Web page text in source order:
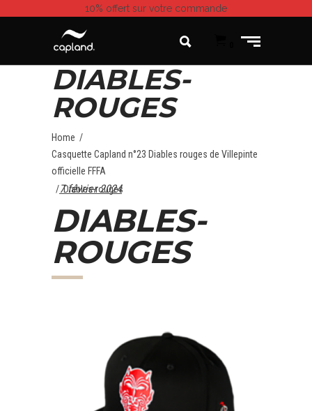
10% offert sur votre commande
DIABLES-
ROUGES
Home /
Casquette Capland n°23 Diables rouges de Villepinte
officielle FFFA
/Diables-rouges
7 février 2024
DIABLES-
ROUGES